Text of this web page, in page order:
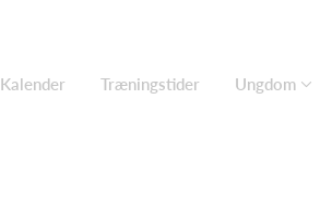
Kalender Træningstider Ungdom